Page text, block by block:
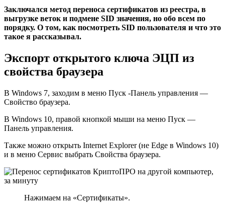
Заключался метод переноса сертификатов из реестра, в
выгрузке веток и подмене SID значения, но обо всем по
порядку. О том, как посмотреть SID пользователя и что это
такое я рассказывал.
Экспорт открытого ключа ЭЦП из
свойства браузера
В Windows 7, заходим в меню Пуск -Панель управления —
Свойство браузера.
В Windows 10, правой кнопкой мыши на меню Пуск —
Панель управления.
Также можно открыть Internet Explorer (не Edge в Windows 10)
и в меню Сервис выбрать Свойства браузера.
Нажимаем на «Сертификаты».